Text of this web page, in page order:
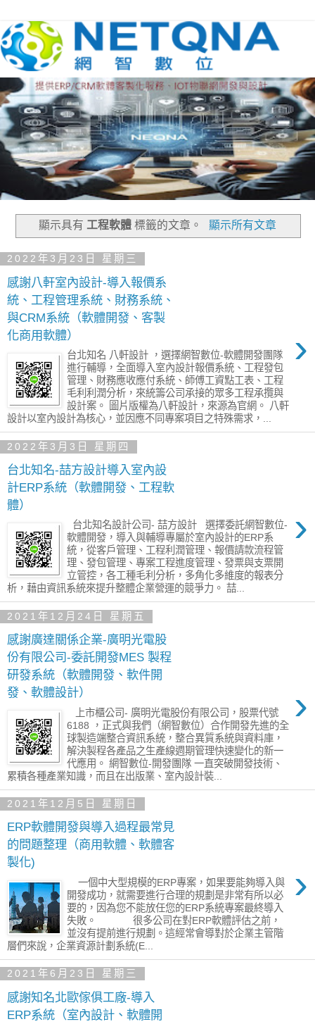
顯示具有 工程軟體標籤的文章。 顯示所有文章
2022年3月23日 星期三
感謝八軒室內設計-導入報價系
統、工程管理系統、財務系統、
與CRM系統（軟體開發、客製
化商用軟體）
›
台北知名 八軒設計 ，選擇網智數位-軟體開發團隊
進行輔導，全面導入室內設計報價系統、工程發包
管理、財務應收應付系統、師傅工資點工表、工程
毛利利潤分析，來統籌公司承接的眾多工程承攬與
設計案。 圖片版權為八軒設計，來源為官網。 八軒
設計以室內設計為核心，並因應不同專案項目之特殊需求，...
2022年3月3日 星期四
台北知名-喆方設計導入室內設
計ERP系統（軟體開發、工程軟
體）
›
台北知名設計公司- 喆方設計 選擇委託網智數位-
軟體開發，導入與輔導專屬於室內設計的ERP系
統，從客戶管理、工程利潤管理、報價請款流程管
理、發包管理、專案工程進度管理、發票與支票開
立管控，各工種毛利分析，多角化多維度的報表分
析，藉由資訊系統來提升整體企業營運的競爭力。 喆...
2021年12月24日 星期五
感謝廣達關係企業-廣明光電股
份有限公司-委託開發MES 製程
研發系統（軟體開發、軟件開
發、軟體設計）
›
上市櫃公司- 廣明光電股份有限公司，股票代號
6188 ，正式與我們（網智數位）合作開發先進的全
球製造端整合資訊系統，整合異質系統與資料庫，
解決製程各產品之生產線週期管理快速變化的新一
代應用。 網智數位-開發團隊 一直突破開發技術、
累積各種產業知識，而且在出版業、室內設計裝...
2021年12月5日 星期日
​ERP軟體開發與導入過程最常見
的問題整理（商用軟體、軟體客
製化)
›
一個中大型規模的ERP專案，如果要能夠導入與
開發成功，就需要進行合理的規劃是非常有所以必
要的，因為您不能放任您的ERP系統專案最終導入
失敗。 很多公司在對ERP軟體評估之前，
並沒有提前進行規劃。這經常會導對於企業主管階
層們來說，企業資源計劃系統(E...
2021年6月23日 星期三
感謝知名北歐傢俱工廠-導入
ERP系統（室內設計、軟體開